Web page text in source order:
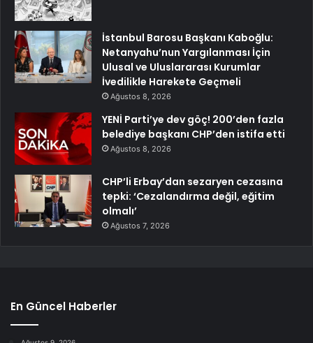
İstanbul Barosu Başkanı Kaboğlu:
Netanyahu’nun Yargılanması İçin
Ulusal ve Uluslararası Kurumlar
İvedilikle Harekete Geçmeli
Ağustos 8, 2026
YENİ Parti’ye dev göç! 200’den fazla
belediye başkanı CHP’den istifa etti
Ağustos 8, 2026
CHP’li Erbay’dan sezaryen cezasına
tepki: ‘Cezalandırma değil, eğitim
olmalı’
Ağustos 7, 2026
En Güncel Haberler